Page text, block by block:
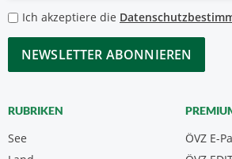
*
Datenschutzbestimmungen
*
Ich akzeptiere die
CAPTCHA
RUBRIKEN
See
ÖVZ E-